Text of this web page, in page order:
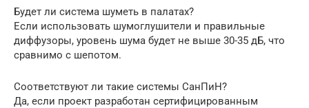
Будет ли система шуметь в палатах?
Если использовать шумоглушители и правильные
диффузоры, уровень шума будет не выше 30-35 дБ, что
сравнимо с шепотом.
Соответствуют ли такие системы СанПиН?
Да, если проект разработан сертифицированным